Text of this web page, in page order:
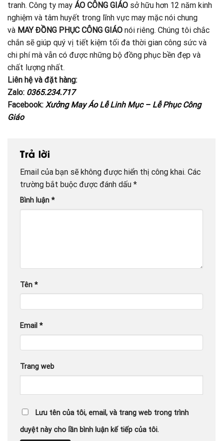
tranh. Công ty may ÁO CÔNG GIÁO sở hữu hơn 12 năm kinh
nghiệm và tâm huyết trong lĩnh vực may mặc nói chung
và MAY ĐỒNG PHỤC CÔNG GIÁO nói riêng. Chúng tôi chắc
chắn sẽ giúp quý vị tiết kiệm tối đa thời gian công sức và
chi phí mà vẫn có được những bộ đồng phục bền đẹp và
chất lượng nhất.
Liên hệ và đặt hàng:
Zalo: 0365.234.717
Facebook: Xưởng May Áo Lễ Linh Mục – Lễ Phục Công
Giáo
Trả lời
Email của bạn sẽ không được hiển thị công khai. Các
trường bắt buộc được đánh dấu *
Bình luận *
Tên *
Email *
Trang web
Lưu tên của tôi, email, và trang web trong trình
duyệt này cho lần bình luận kế tiếp của tôi.